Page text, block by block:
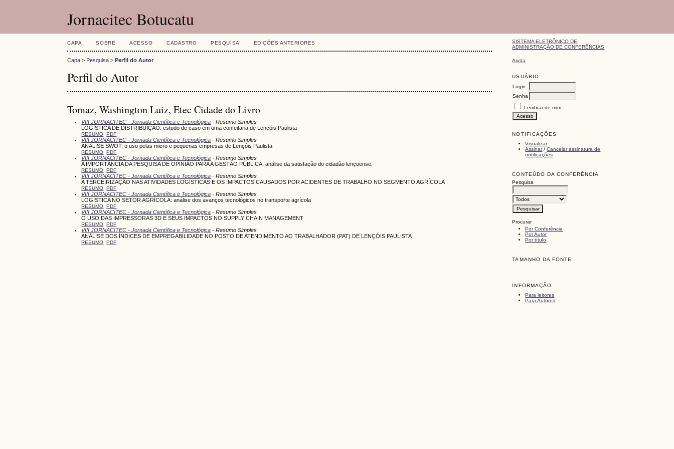
Jornacitec Botucatu
SISTEMA ELETRÔNICO DE
ADMINISTRAÇÃO DE CONFERÊNCIAS
Ajuda
USUÁRIO
Login
Senha
Lembrar de mim
NOTIFICAÇÕES
Visualizar
Assinar/Cancelar assinatura de
notificações
CONTEÚDO DA CONFERÊNCIA
Pesquisa
Procurar
Por Conferência
Por Autor
Por título
TAMANHO DA FONTE
INFORMAÇÃO
Para leitores
Para Autores
CAPA SOBRE ACESSO CADASTRO PESQUISA EDIÇÕES ANTERIORES
Capa > Pesquisa >Perfil do Autor
Perfil do Autor
Tomaz, Washington Luiz, Etec Cidade do Livro
VIII JORNACITEC - Jornada Científica e Tecnológica - Resumo Simples
LOGÍSTICA DE DISTRIBUIÇÃO: estudo de caso em uma confeitaria de Lençóis Paulista
RESUMO PDF
VIII JORNACITEC - Jornada Científica e Tecnológica - Resumo Simples
ANÁLISE SWOT: o uso pelas micro e pequenas empresas de Lençóis Paulista
RESUMO PDF
VIII JORNACITEC - Jornada Científica e Tecnológica - Resumo Simples
A IMPORTÂNCIA DA PESQUISA DE OPINIÃO PARA A GESTÃO PÚBLICA: análise da satisfação do cidadão lençoense.
RESUMO PDF
VIII JORNACITEC - Jornada Científica e Tecnológica - Resumo Simples
A TERCEIRIZAÇÃO NAS ATIVIDADES LOGÍSTICAS E OS IMPACTOS CAUSADOS POR ACIDENTES DE TRABALHO NO SEGMENTO AGRÍCOLA
RESUMO PDF
VIII JORNACITEC - Jornada Científica e Tecnológica - Resumo Simples
LOGÍSTICA NO SETOR AGRÍCOLA: análise dos avanços tecnológicos no transporte agrícola
RESUMO PDF
VIII JORNACITEC - Jornada Científica e Tecnológica - Resumo Simples
O USO DAS IMPRESSORAS 3D E SEUS IMPACTOS NO SUPPLY CHAIN MANAGEMENT
RESUMO PDF
VIII JORNACITEC - Jornada Científica e Tecnológica - Resumo Simples
ANÁLISE DOS ÍNDICES DE EMPREGABILIDADE NO POSTO DE ATENDIMENTO AO TRABALHADOR (PAT) DE LENÇÓIS PAULISTA
RESUMO PDF